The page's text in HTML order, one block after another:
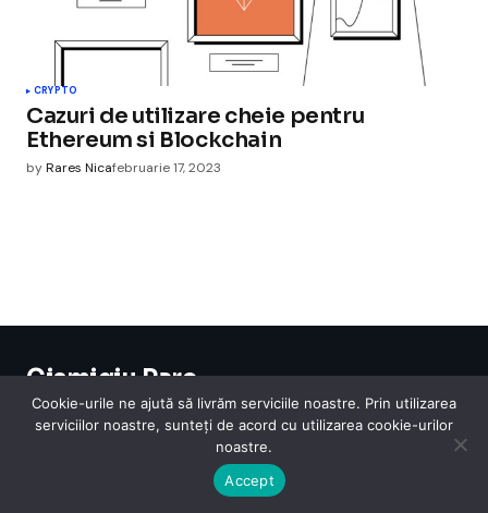
CRYPTO
Cazuri de utilizare cheie pentru
Ethereum si Blockchain
byRares Nicafebruarie 17, 2023
Cismigiu Parc
© 2024 CismigiuParc. All Rights Reserved.
Internet Legislatie Medical Moda Sarbatori Telefoane
Cookie-urile ne ajută să livrăm serviciile noastre. Prin utilizarea
serviciilor noastre, sunteți de acord cu utilizarea cookie-urilor
noastre.
Accept